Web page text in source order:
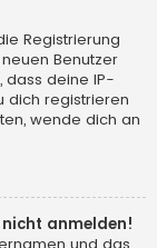
Registrierung
Benutzer
dass deine IP-
dich registrieren
wende dich an
anmelden!
und das